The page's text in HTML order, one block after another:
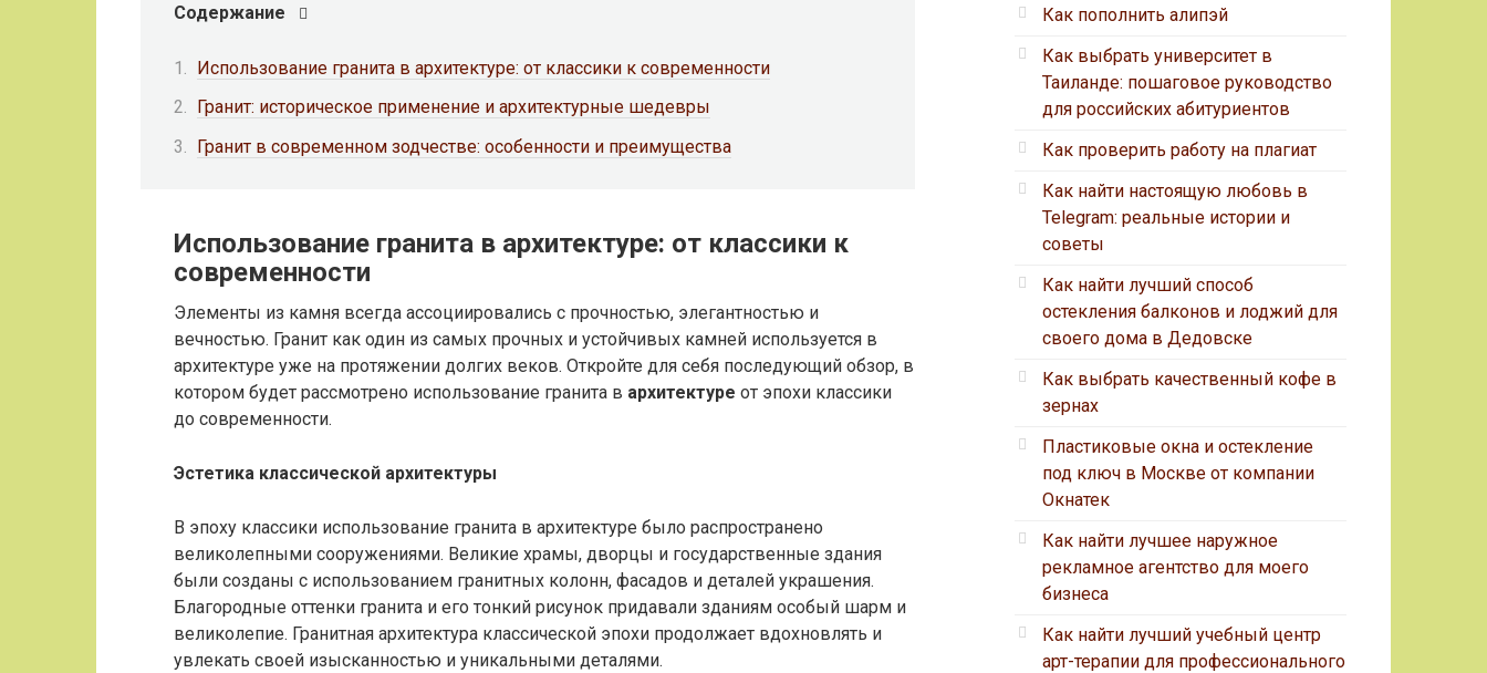
Содержание
Использование гранита в архитектуре: от классики к современности
Гранит: историческое применение и архитектурные шедевры
Гранит в современном зодчестве: особенности и преимущества
Использование гранита в архитектуре: от классики к
современности
Элементы из камня всегда ассоциировались с прочностью, элегантностью и
вечностью. Гранит как один из самых прочных и устойчивых камней используется в
архитектуре уже на протяжении долгих веков. Откройте для себя последующий обзор, в
котором будет рассмотрено использование гранита в архитектуре от эпохи классики
до современности.
Эстетика классической архитектуры
В эпоху классики использование гранита в архитектуре было распространено
великолепными сооружениями. Великие храмы, дворцы и государственные здания
были созданы с использованием гранитных колонн, фасадов и деталей украшения.
Благородные оттенки гранита и его тонкий рисунок придавали зданиям особый шарм и
великолепие. Гранитная архитектура классической эпохи продолжает вдохновлять и
увлекать своей изысканностью и уникальными деталями.
Как пополнить алипэй
Как выбрать университет в
Таиланде: пошаговое руководство
для российских абитуриентов
Как проверить работу на плагиат
Как найти настоящую любовь в
Telegram: реальные истории и
советы
Как найти лучший способ
остекления балконов и лоджий для
своего дома в Дедовске
Как выбрать качественный кофе в
зернах
Пластиковые окна и остекление
под ключ в Москве от компании
Окнатек
Как найти лучшее наружное
рекламное агентство для моего
бизнеса
Как найти лучший учебный центр
арт-терапии для профессионального